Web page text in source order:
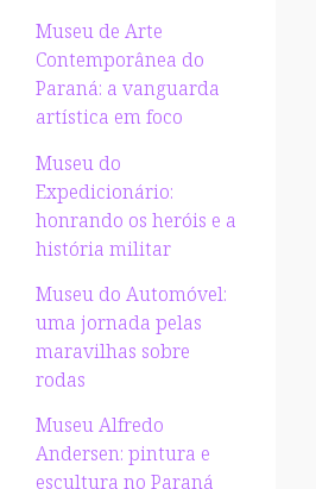
Museu de Arte
Contemporânea do
Paraná: a vanguarda
artística em foco
Museu do
Expedicionário:
honrando os heróis e a
história militar
Museu do Automóvel:
uma jornada pelas
maravilhas sobre
rodas
Museu Alfredo
Andersen: pintura e
escultura no Paraná